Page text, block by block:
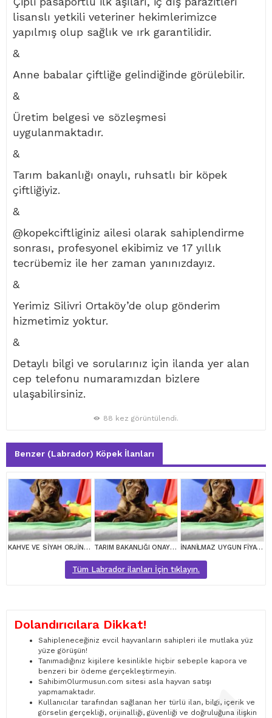
lisanslı yetkili veteriner hekimlerimizce
yapılmış olup sağlık ve ırk garantilidir.
&
Anne babalar çiftliğe gelindiğinde görülebilir.
&
Üretim belgesi ve sözleşmesi
uygulanmaktadır.
&
Tarım bakanlığı onaylı, ruhsatlı bir köpek
çiftliğiyiz.
&
@kopekciftliginiz ailesi olarak sahiplendirme
sonrası, profesyonel ekibimiz ve 17 yıllık
tecrübemiz ile her zaman yanınızdayız.
&
Yerimiz Silivri Ortaköy’de olup gönderim
hizmetimiz yoktur.
&
Detaylı bilgi ve sorularınız için ilanda yer alan
cep telefonu numaramızdan bizlere
ulaşabilirsiniz.
88 kez görüntülendi.
Benzer (Labrador) Köpek İlanları
KAHVE VE SİYAH ORJİNAL LABRADOR RETRİEVER YAVRULAR TARIM BAKANLIĞI ONAYLI A KALİTE LABRADOR YAVRULAR İNANİLMAZ UYGUN FİYATLARA LABRADOR YAVRULAR
Tüm Labrador ilanları İçin tıklayın.
Dolandırıcılara Dikkat!
Sahipleneceğiniz evcil hayvanların sahipleri ile mutlaka yüz
yüze görüşün!
Tanımadığınız kişilere kesinlikle hiçbir sebeple kapora ve
benzeri bir ödeme gerçekleştirmeyin.
SahibimOlurmusun.com sitesi asla hayvan satışı
yapmamaktadır.
Kullanıcılar tarafından sağlanan her türlü ilan, bilgi, içerik ve
görselin gerçekliği, orijinalliği, güvenliği ve doğruluğuna ilişkin